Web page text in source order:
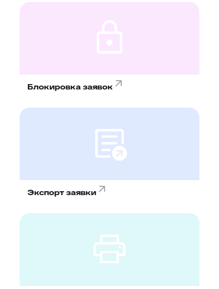
Блокировка заявок
Экспорт заявки